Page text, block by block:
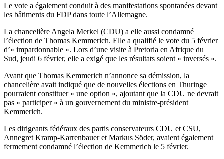
Le vote a également conduit à des manifestations spontanées devant
les bâtiments du FDP dans toute l’Allemagne.
La chancelière Angela Merkel (CDU) a elle aussi condamné
l’élection de Thomas Kemmerich. Elle a qualifié le vote du 5 février
d’« impardonnable ». Lors d’une visite à Pretoria en Afrique du
Sud, jeudi 6 février, elle a exigé que les résultats soient « inversés ».
Avant que Thomas Kemmerich n’annonce sa démission, la
chancelière avait indiqué que de nouvelles élections en Thuringe
pourraient constituer « une option », ajoutant que la CDU ne devrait
pas « participer » à un gouvernement du ministre-président
Kemmerich.
Les dirigeants fédéraux des partis conservateurs CDU et CSU,
Annegret Kramp-Karrenbauer et Markus Söder, avaient également
fermement condamné l’élection de Kemmerich le 5 février.